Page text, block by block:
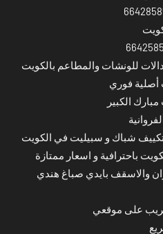
للونشات والمطاعم بالكويت
أصلية فوري
الكبير
شباك و سبيليت في الكويت
باحترافية و اسعار ممتازة
والاسقف بايدي صباغ هندي
على موقعي